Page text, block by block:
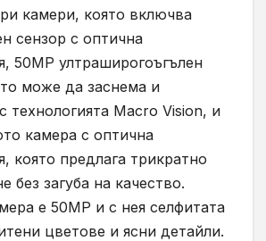
камери, която включва
сензор с оптична
50MP ултраширогоъгълен
може да заснема и
технологията Macro Vision, и
камера с оптична
която предлага трикратно
без загуба на качество.
е 50MP и с нея селфитата
цветове и ясни детайли.